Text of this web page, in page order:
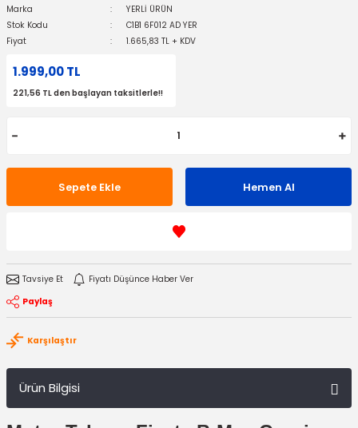
Marka
YERLİ ÜRÜN
Stok Kodu
C1B1 6F012 AD YER
Fiyat
1.665,83 TL + KDV
1.999,00 TL
221,56 TL den başlayan taksitlerle!!
Sepete Ekle Hemen Al
Tavsiye Et
Fiyatı Düşünce Haber Ver
Paylaş
Karşılaştır
Ürün Bilgisi